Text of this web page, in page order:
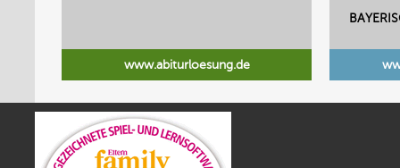
www.abiturloesung.de